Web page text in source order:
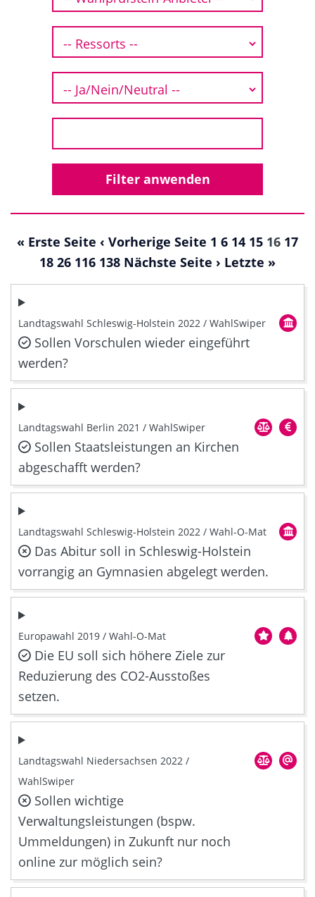
« Erste Seite ‹ Vorherige Seite 1 6 14 15 16 17
18 26 116 138 Nächste Seite › Letzte »
Landtagswahl Schleswig-Holstein 2022 / WahlSwiper
Sollen Vorschulen wieder eingeführt
werden?
Landtagswahl Berlin 2021 / WahlSwiper
Sollen Staatsleistungen an Kirchen
abgeschafft werden?
Landtagswahl Schleswig-Holstein 2022 / Wahl-O-Mat
Das Abitur soll in Schleswig-Holstein
vorrangig an Gymnasien abgelegt werden.
Europawahl 2019 / Wahl-O-Mat
Die EU soll sich höhere Ziele zur
Reduzierung des CO2-Ausstoßes
setzen.
Landtagswahl Niedersachsen 2022 /
WahlSwiper
Sollen wichtige
Verwaltungsleistungen (bspw.
Ummeldungen) in Zukunft nur noch
online zur möglich sein?